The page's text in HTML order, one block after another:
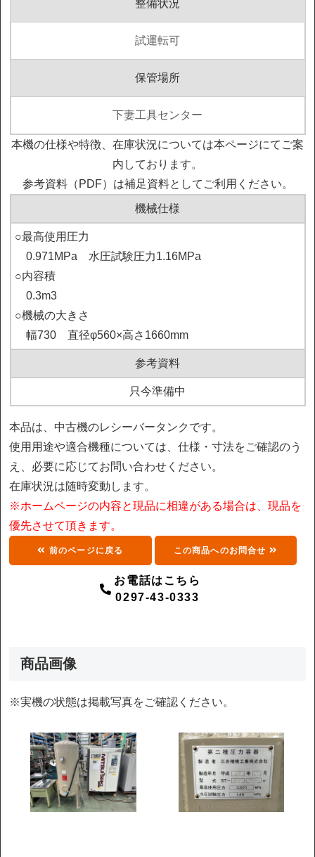
整備状況
試運転可
保管場所
下妻工具センター
本機の仕様や特徴、在庫状況については本ページにてご案
内しております。
参考資料（PDF）は補足資料としてご利用ください。
機械仕様
○最高使用圧力
0.971MPa　水圧試験圧力1.16MPa
○内容積
0.3m3
○機械の大きさ
幅730　直径φ560×高さ1660mm
参考資料
只今準備中
本品は、中古機のレシーバータンクです。
使用用途や適合機種については、仕様・寸法をご確認のう
え、必要に応じてお問い合わせください。
在庫状況は随時変動します。
※ホームページの内容と現品に相違がある場合は、現品を
優先させて頂きます。
前のページに戻る この商品へのお問合せ
お電話はこちら
0297-43-0333
商品画像
※実機の状態は掲載写真をご確認ください。